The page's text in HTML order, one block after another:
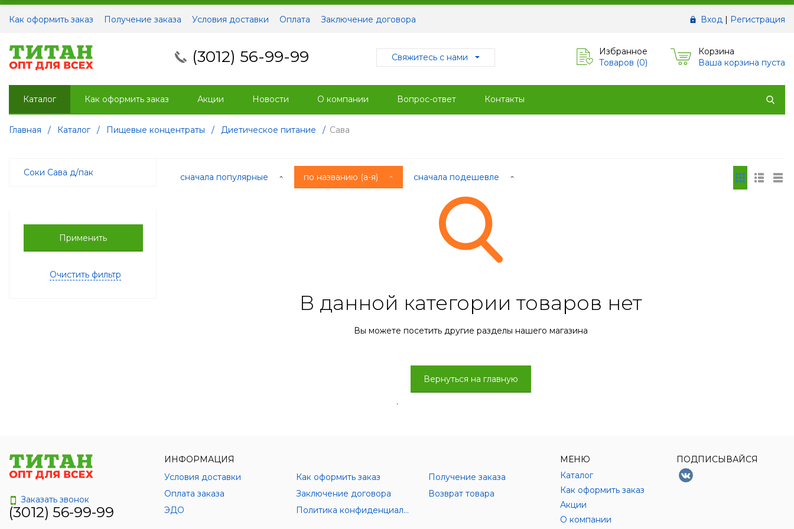
Вход | Регистрация
Как оформить заказ Получение заказа Условия доставки Оплата Заключение договора
(3012) 56-99-99 Свяжитесь с нами
Избранное
Товаров (0)
Корзина
Ваша корзина пуста
Каталог Как оформить заказ Акции Новости О компании Вопрос-ответ Контакты
Главная / Каталог / Пищевые концентраты / Диетическое питание / Сава
сначала популярные по названию (а-я) сначала подешевле
Соки Сава д/пак
Применить
Очистить фильтр
В данной категории товаров нет
Вы можете посетить другие разделы нашего магазина
Вернуться на главную
.
Заказать звонок
(3012) 56-99-99
ИНФОРМАЦИЯ
Условия доставки
Как оформить заказ
Получение заказа
Оплата заказа
Заключение договора
Возврат товара
ЭДО
Политика конфиденциальности
МЕНЮ
Каталог
Как оформить заказ
Акции
О компании
ПОДПИСЫВАЙСЯ